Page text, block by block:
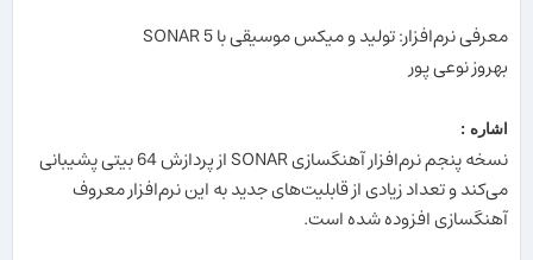
معرفی نرم‌افزار: تولید و میکس موسیقی با SONAR 5
بهروز نوعی پور
اشاره :
نسخه پنجم نرم‌افزار آهنگسازی SONAR از پردازش‌ 64 بیتی پشیبانی
می‌کند و تعداد زیادی از قابلیت‌های جدید به این نرم‌افزار معروف
آهنگسازی افزوده شده است.